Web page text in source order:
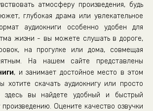
атмосферу произведения, будь
глубокая драма или увлекательное
аудиокниги особенно удобен для
жизни - вы можете слушать в дороге,
на прогулке или дома, совмещая
На нашем сайте представлены
, и занимает достойное место в этом
хотите скачать аудиокнигу или просто
здесь вы найдете удобный и быстрый
Оцените качество озвучки